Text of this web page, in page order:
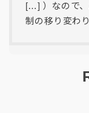
[…] ）なので
制の移り変わ